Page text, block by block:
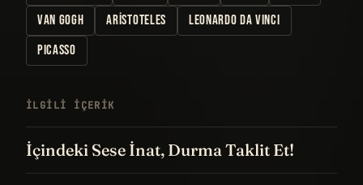
VAN GOGH
ARISTOTELES
LEONARDO DA VINCI
PICASSO
İLGILI IÇERIK
İçindeki Sese İnat, Durma Taklit Et!